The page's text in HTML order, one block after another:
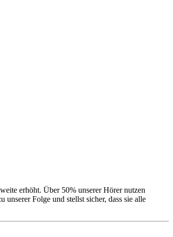
erhöht. Über 50% unserer Hörer nutzen
Folge und stellst sicher, dass sie alle